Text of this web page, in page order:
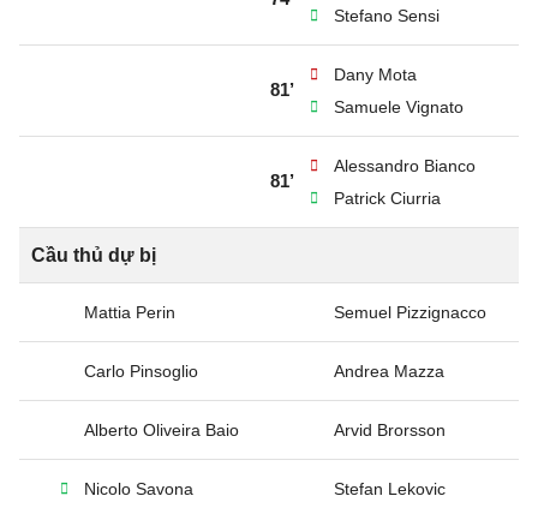
Stefano Sensi
81’
Dany Mota
Samuele Vignato
81’
Alessandro Bianco
Patrick Ciurria
Cầu thủ dự bị
Mattia Perin Semuel Pizzignacco
Carlo Pinsoglio Andrea Mazza
Alberto Oliveira Baio Arvid Brorsson
Nicolo Savona Stefan Lekovic